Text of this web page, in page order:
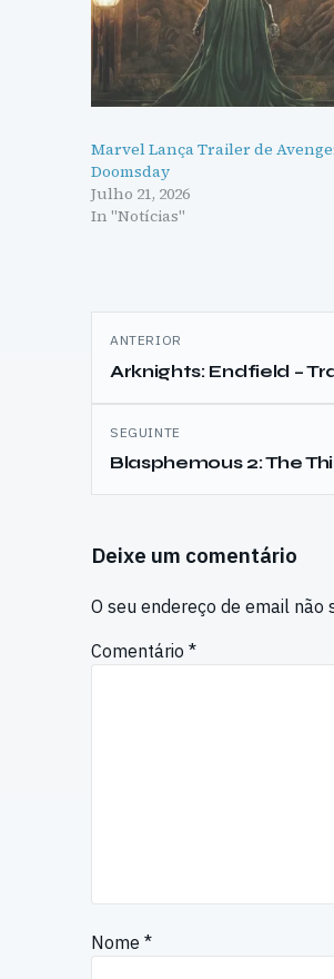
Marvel Lança Trailer de
Doomsday
Julho 21, 2026
In "Notícias"
Navegação
de
artigos
ANTERIOR
Arknights: Endfield –
SEGUINTE
Blasphemous 2: The
Deixe um comentário
O seu endereço de email não
Comentário *
Nome *